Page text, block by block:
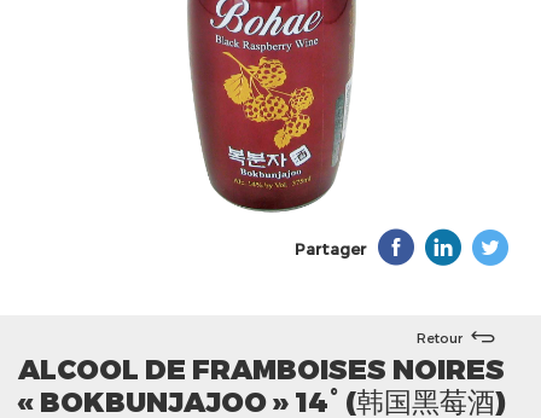
Partager
Retour
ALCOOL DE FRAMBOISES NOIRES
« BOKBUNJAJOO » 14° (韩国黑莓酒)